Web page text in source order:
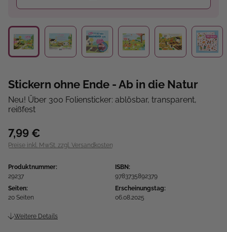
Stickern ohne Ende - Ab in die Natur
Neu! Über 300 Foliensticker: ablösbar, transparent,
reißfest
7,99 €
Preise inkl. MwSt. zzgl. Versandkosten
Produktnummer:
29237
ISBN:
9783735892379
Seiten:
20 Seiten
Erscheinungstag:
06.08.2025
Weitere Details